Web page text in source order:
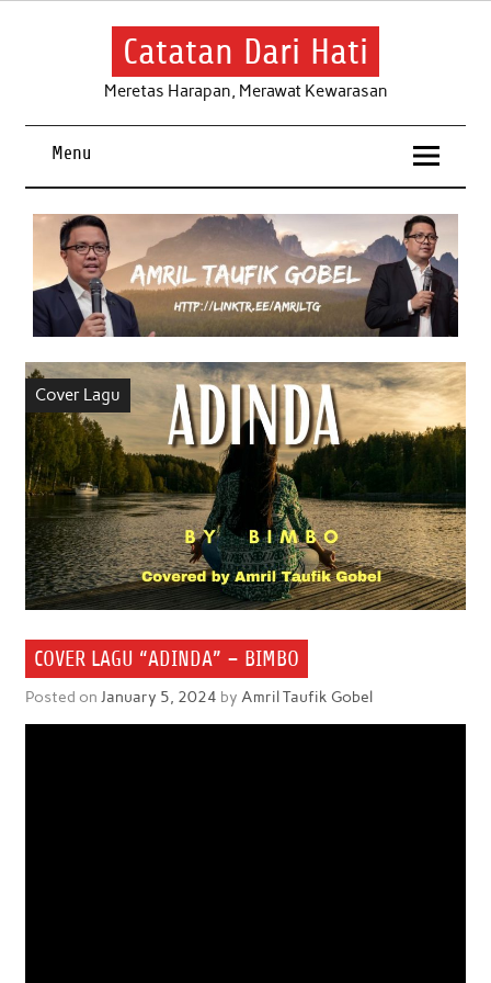
Skip
Catatan Dari Hati
Meretas Harapan, Merawat Kewarasan
Menu
Cover Lagu
COVER LAGU “ADINDA” – BIMBO
Posted on January 5, 2024 by Amril Taufik Gobel